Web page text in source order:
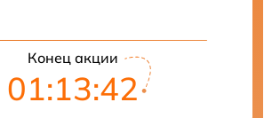
Конец акции
01:13:42